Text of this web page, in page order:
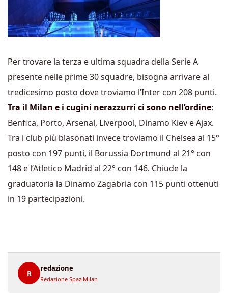
Per trovare la terza e ultima squadra della Serie A
presente nelle prime 30 squadre, bisogna arrivare al
tredicesimo posto dove troviamo l’Inter con 208 punti.
Tra il Milan e i cugini nerazzurri ci sono nell’ordine:
Benfica, Porto, Arsenal, Liverpool, Dinamo Kiev e Ajax.
Tra i club più blasonati invece troviamo il Chelsea al 15°
posto con 197 punti, il Borussia Dortmund al 21° con
148 e l’Atletico Madrid al 22° con 146. Chiude la
graduatoria la Dinamo Zagabria con 115 punti ottenuti
in 19 partecipazioni.
R
redazione
Redazione SpaziMilan